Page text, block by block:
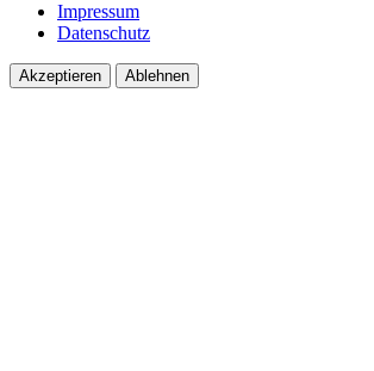
Impressum
Datenschutz
Akzeptieren Ablehnen